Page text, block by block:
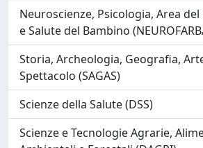
Neuroscienze, Psicologia, Area del
e Salute del Bambino
Storia, Archeologia, Geografia,
Spettacolo (SAGAS)
Scienze della Salute (DSS)
Scienze e Tecnologie Agrarie,